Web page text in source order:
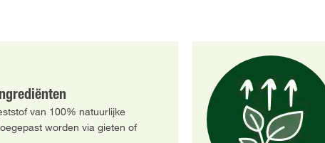
van 100% natuurlijke
worden via gieten of